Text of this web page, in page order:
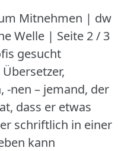
Mitnehmen | dw
Welle | Seite 2 / 3
gesucht
-nen – jemand, der
dass er etwas
schriftlich in einer
kann